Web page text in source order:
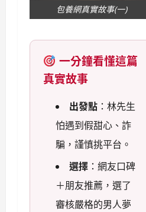
包養網真實故事(一)
一分鐘看懂這篇
真實故事
出發點：林先生
怕遇到假甜心、詐
騙，謹慎挑平台。
選擇：網友口碑
＋朋友推薦，選了
審核嚴格的男人夢